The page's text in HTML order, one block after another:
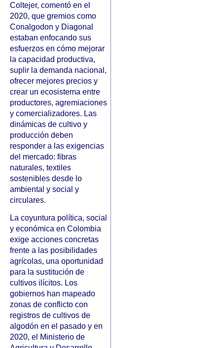
Coltejer, comentó en el
2020, que gremios como
Conalgodon y Diagonal
estaban enfocando sus
esfuerzos en cómo mejorar
la capacidad productiva,
suplir la demanda nacional,
ofrecer mejores precios y
crear un ecosistema entre
productores, agremiaciones
y comercializadores. Las
dinámicas de cultivo y
producción deben
responder a las exigencias
del mercado: fibras
naturales, textiles
sostenibles desde lo
ambiental y social y
circulares.
La coyuntura política, social
y económica en Colombia
exige acciones concretas
frente a las posibilidades
agrícolas, una oportunidad
para la sustitución de
cultivos ilícitos. Los
gobiernos han mapeado
zonas de conflicto con
registros de cultivos de
algodón en el pasado y en
2020, el Ministerio de